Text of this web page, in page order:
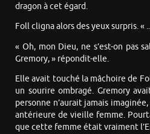
dragon à cet égard.
Foll cligna alors des yeux surpris. «
« Oh, mon Dieu, ne s’est-on pas
Gremory, » répondit-elle.
Elle avait touché la mâchoire de
un sourire ombragé. Gremory
personne n’aurait jamais
antérieure de vieille femme.
que cette femme était vraiment